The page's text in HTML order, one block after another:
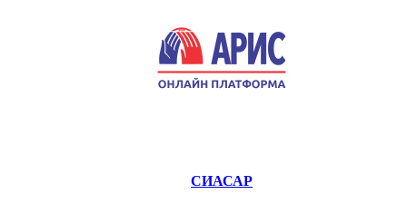
СИАСАР